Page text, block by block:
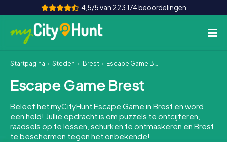
4,5/5 van 223.174 beoordelingen
Hoe het werkt
Steden
Tours
Teamevenement
Startpagina Steden Brest Escape Game Brest
Escape Game Brest
Beleef het myCityHunt Escape Game in Brest en word
een held! Jullie opdracht is om puzzels te ontcijferen,
raadsels op te lossen, schurken te ontmaskeren en Brest
te beschermen tegen het onbekende!